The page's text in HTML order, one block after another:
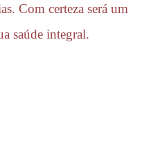
Com certeza será um
saúde integral.